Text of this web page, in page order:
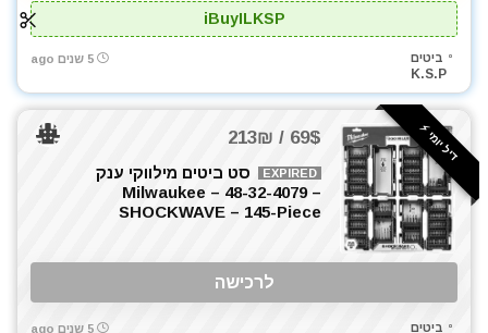
iBuyILKSP
ביטים
K.S.P
5 שנים ago
דיל יומי ⚡️ 69$ / 213₪
EXPIRED
סט ביטים מילווקי ענק
Milwaukee – 48-32-4079 –
SHOCKWAVE – 145-Piece
לרכישה
ביטים 5 שנים ago